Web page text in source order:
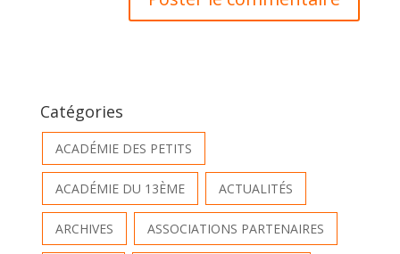
Catégories
ACADÉMIE DES PETITS
ACADÉMIE DU 13ÈME ACTUALITÉS
ARCHIVES ASSOCIATIONS PARTENAIRES